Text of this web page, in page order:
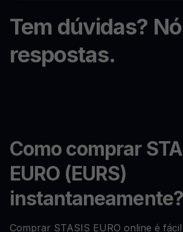
Tem dúvidas?
respostas.
Como comprar
EURO (EURS)
instantaneamente?
Comprar STASIS EURO online é